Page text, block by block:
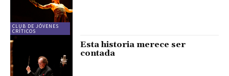
CLUB DE JÓVENES
CRÍTICOS
Esta historia merece ser
contada